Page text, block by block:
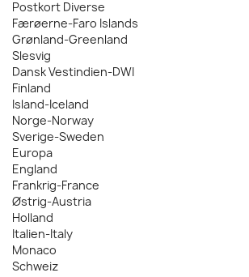
Postkort Diverse
Færøerne-Faro Islands
Grønland-Greenland
Slesvig
Dansk Vestindien-DWI
Finland
Island-Iceland
Norge-Norway
Sverige-Sweden
Europa
England
Frankrig-France
Østrig-Austria
Holland
Italien-Italy
Monaco
Schweiz